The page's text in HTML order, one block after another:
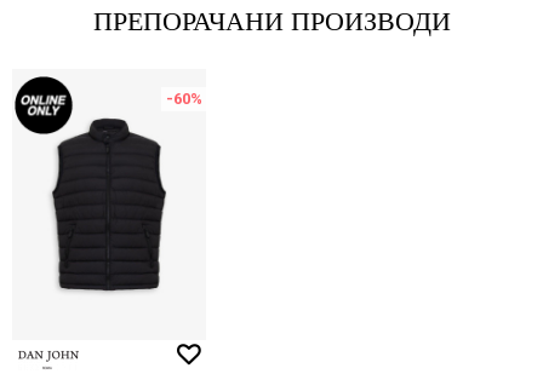
Порака
ПРЕПОРАЧАНИ ПРОИЗВОДИ
-60%